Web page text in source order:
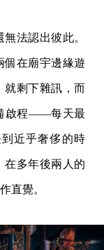
法認出彼此。
個在廟宇邊緣遊
就剩下雜訊，而
啟程——每天最
近乎奢侈的時
在多年後兩人的
直覺。